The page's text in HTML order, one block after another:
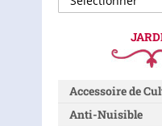
Accessoire de
Anti-Nuisible